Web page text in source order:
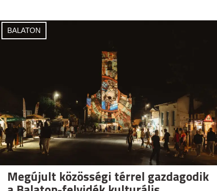
BALATON
Megújult közösségi térrel gazdagodik